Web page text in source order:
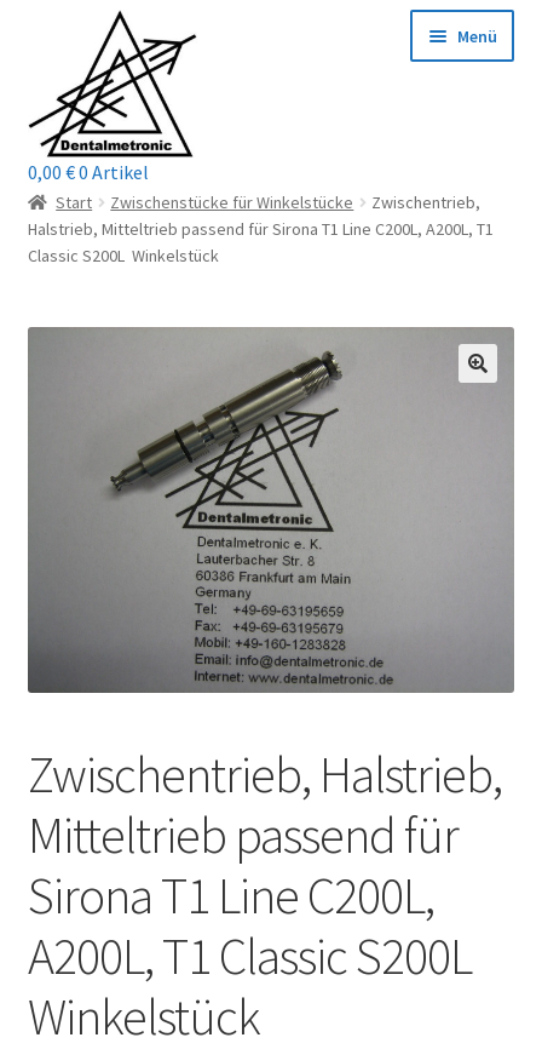
Navigation
springen
springen
Menü
Home
Shop
Reparaturservice
0,00 €0 Artikel
Start Zwischenstücke für Winkelstücke
Zwischentrieb,
Halstrieb, Mitteltrieb passend für Sirona T1 Line C200L, A200L, T1
Classic S200L Winkelstück
Zwischentrieb, Halstrieb,
Mitteltrieb passend für
Sirona T1 Line C200L,
A200L, T1 Classic S200L
Winkelstück